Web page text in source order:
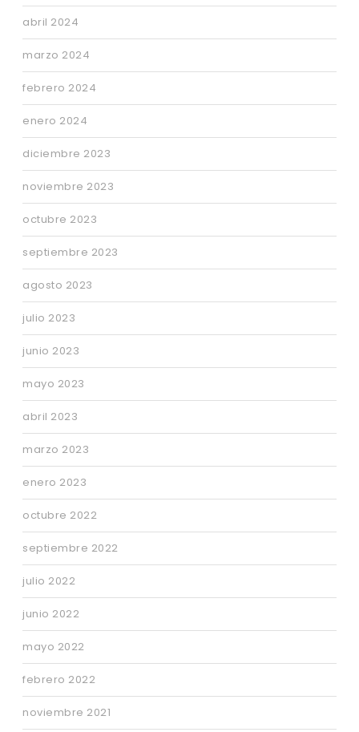
abril 2024
marzo 2024
febrero 2024
enero 2024
diciembre 2023
noviembre 2023
octubre 2023
septiembre 2023
agosto 2023
julio 2023
junio 2023
mayo 2023
abril 2023
marzo 2023
enero 2023
octubre 2022
septiembre 2022
julio 2022
junio 2022
mayo 2022
febrero 2022
noviembre 2021